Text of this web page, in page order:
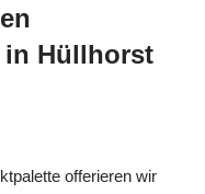
in Hüllhorst
offerieren wir